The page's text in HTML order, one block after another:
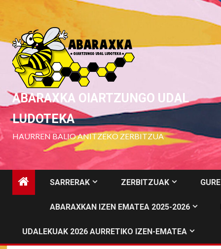
to
content
ABARAXKA OIARTZUNGO UDAL
LUDOTEKA
HAURREN BALIO ANITZEKO ZERBITZUA
SARRERAK ZERBITZUAK
ABARAXKAN IZEN EMATEA 2025-2026
UDALEKUAK 2026 AURRETIKO IZEN-EMATEA